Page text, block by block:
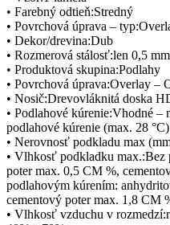
• Farebný odtieň:Stredný
• Povrchová úprava –
• Dekor/drevina:Dub
• Rozmerová stálosť:len 0,5
• Produktová skupina:Podlahy
• Povrchová úprava:Overlay –
• Nosič:Drevovláknitá doska
• Podlahové kúrenie:Vhodné –
podlahové kúrenie (max. 28 °C)
• Nerovnosť podkladu max
• Vlhkosť podkladku max.:Bez
poter max. 0,5 CM %,
podlahovým kúrením:
cementový poter max. 1,8 CM
• Vlhkosť vzduchu v